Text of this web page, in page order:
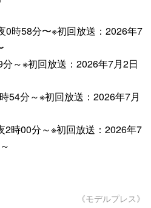
0時58分〜※初回放送：2026年7
～※初回放送：2026年7月2日
54分～※初回放送：2026年7月
2時00分～※初回放送：2026年7
《モデルプレス》